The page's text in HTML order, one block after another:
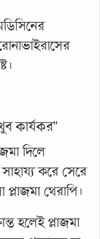
কার্যকর"
দিলে
করে সেরে
থেরাপি।
হলেই প্লাজমা